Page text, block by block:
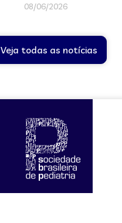
08/06/2026
Veja todas as notícias